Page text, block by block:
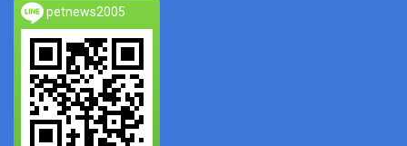
petnews2005